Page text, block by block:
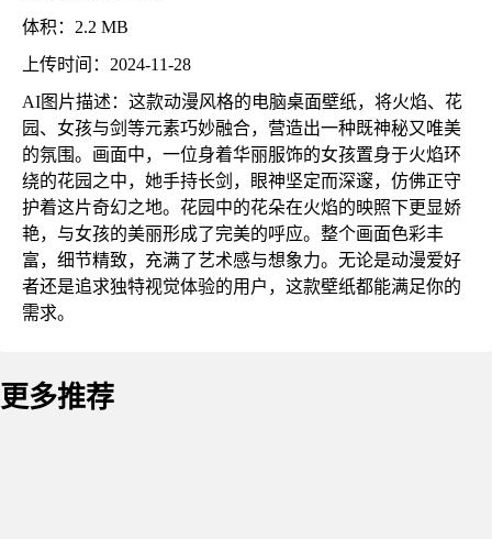
体积：2.2 MB
上传时间：2024-11-28
AI图片描述：这款动漫风格的电脑桌面壁纸，将火焰、花
园、女孩与剑等元素巧妙融合，营造出一种既神秘又唯美
的氛围。画面中，一位身着华丽服饰的女孩置身于火焰环
绕的花园之中，她手持长剑，眼神坚定而深邃，仿佛正守
护着这片奇幻之地。花园中的花朵在火焰的映照下更显娇
艳，与女孩的美丽形成了完美的呼应。整个画面色彩丰
富，细节精致，充满了艺术感与想象力。无论是动漫爱好
者还是追求独特视觉体验的用户，这款壁纸都能满足你的
需求。
更多推荐